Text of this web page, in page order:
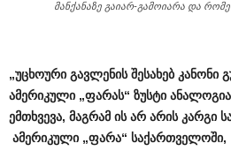
მანქანაზე გაიარ-გამოიარა და
„უცხოური გავლენის შესახებ კანონი
ამერიკული „ფარას“ ზუსტი
ემთხვევა, მაგრამ ის არ არის კარგი
ამერიკული „ფარა“